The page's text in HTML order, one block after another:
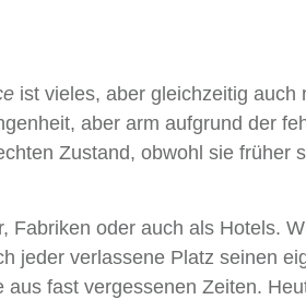
ist vieles, aber gleichzeitig auch
aber arm aufgrund der
Zustand, obwohl sie früher
Fabriken oder auch als Hotels.
jeder verlassene Platz seinen
fast vergessenen Zeiten.